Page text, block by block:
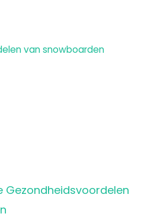
Gezondheidsvoordelen